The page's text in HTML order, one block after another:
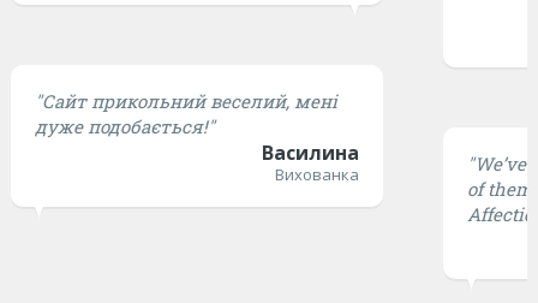
"Сайт прикольний веселий, мені
дуже подобається!"
Василина
Вихованка
of them